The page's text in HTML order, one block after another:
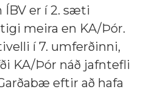
ÍBV er í 2. sæti
meira en KA/Þór.
í 7. umferðinni,
KA/Þór náð jafntefli
eftir að hafa